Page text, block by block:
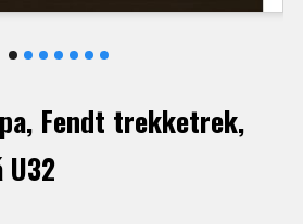
Fendt trekketrek,
U32